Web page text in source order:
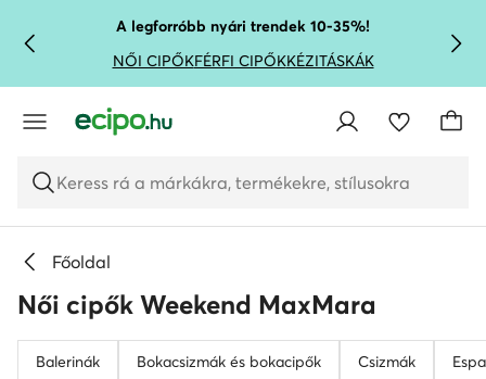
UGRÁS A FŐ TARTALOMRA
UGRÁS A KERESÉSHEZA legforróbb nyári trendek 10-35%!
NŐI CIPŐKFÉRFI CIPŐKKÉZITÁSKÁK
Keress rá a márkákra, termékekre, stílusokra
Főoldal
Női cipők Weekend MaxMara
Balerinák Bokacsizmák és bokacipők Csizmák